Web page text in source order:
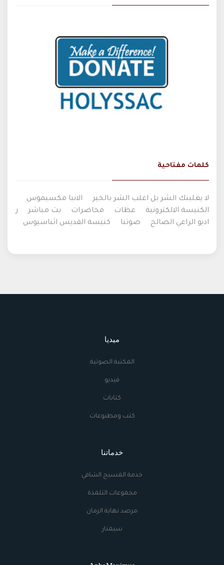
كلمات مفتاحية
لا يغلبنك الشر بل اغلب الشر بالخير
الانبا مكسيموس
الكنيسة الالكترونية
عظات محاضرات بث مباشر
ر
اديو الراعي الصالح
صوتنا كنيسة القديس اثناسيوس
ميديا
المكتبة الصوتية
فيديو
كتابات
كتب ومطبوعات
خدماتنا
خدمة المسيح الشافي
مجموعات التلمذة
مرصد نهاية الزمان
سيمنار